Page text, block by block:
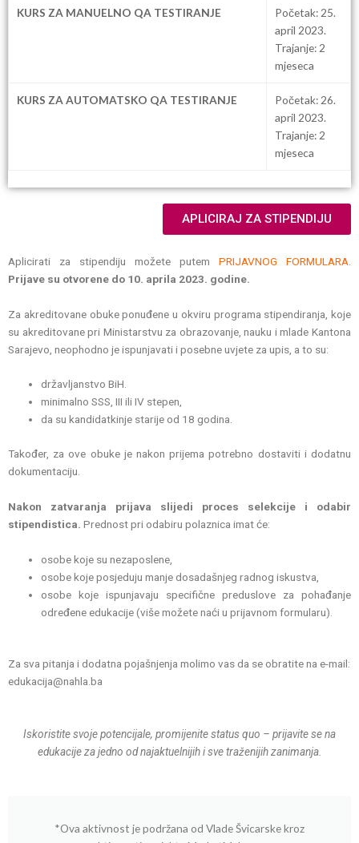
KURS ZA MANUELNO QA TESTIRANJE
Početak: 25.
april 2023.
Trajanje: 2
mjeseca
KURS ZA AUTOMATSKO QA TESTIRANJE
Početak: 26.
april 2023.
Trajanje: 2
mjeseca
APLICIRAJ ZA STIPENDIJU
Aplicirati za stipendiju možete putem PRIJAVNOG FORMULARA
Prijave su otvorene do 10. aprila 2023. godine.
Za akreditovane obuke ponuđene u okviru programa stipendiranja, koje
su akreditovane pri Ministarstvu za obrazovanje, nauku i mlade Kantona
Sarajevo, neophodno je ispunjavati i posebne uvjete za upis, a to su:
državljanstvo BiH.
minimalno SSS, III ili IV stepen,
da su kandidatkinje starije od 18 godina.
Također, za ove obuke je nakon prijema potrebno dostaviti i dodatnu
dokumentaciju.
Nakon zatvaranja prijava slijedi proces selekcije i odabir
stipendistica. Prednost pri odabiru polaznica imat će:
osobe koje su nezaposlene,
osobe koje posjeduju manje dosadašnjeg radnog iskustva,
osobe koje ispunjavaju specifične preduslove za pohađanje
određene edukacije (više možete naći u prijavnom formularu).
Za sva pitanja i dodatna pojašnjenja molimo vas da se obratite na e-mail:
edukacija@nahla.ba
Iskoristite svoje potencijale, promijenite status quo – prijavite se na
edukacije za jedno od najaktuelnijih i sve traženijih zanimanja.
*Ova aktivnost je podržana od Vlade Švicarske kroz